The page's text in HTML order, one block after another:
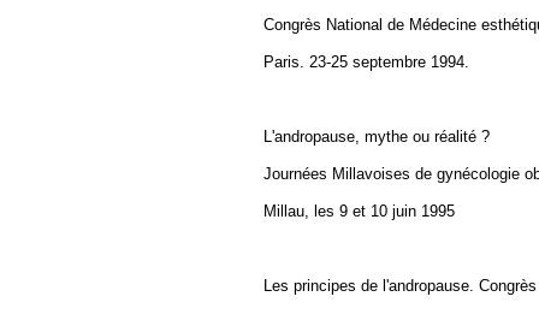
Congrès National de Médecine
Paris. 23-25 septembre 1994.
L'andropause, mythe ou réalité ?
Journées Millavoises de gynécologie
Millau, les 9 et 10 juin 1995
Les principes de l'andropause.